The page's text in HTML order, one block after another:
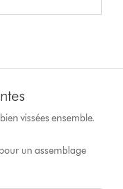
vissées ensemble.
un assemblage